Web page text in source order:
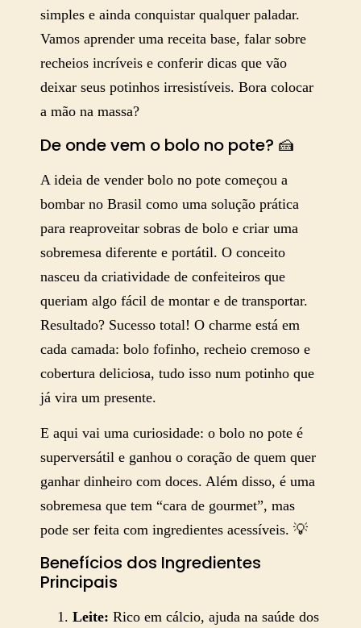
simples e ainda conquistar qualquer paladar.
Vamos aprender uma receita base, falar sobre
recheios incríveis e conferir dicas que vão
deixar seus potinhos irresistíveis. Bora colocar
a mão na massa?
De onde vem o bolo no pote? 🍰
A ideia de vender bolo no pote começou a
bombar no Brasil como uma solução prática
para reaproveitar sobras de bolo e criar uma
sobremesa diferente e portátil. O conceito
nasceu da criatividade de confeiteiros que
queriam algo fácil de montar e de transportar.
Resultado? Sucesso total! O charme está em
cada camada: bolo fofinho, recheio cremoso e
cobertura deliciosa, tudo isso num potinho que
já vira um presente.
E aqui vai uma curiosidade: o bolo no pote é
superversátil e ganhou o coração de quem quer
ganhar dinheiro com doces. Além disso, é uma
sobremesa que tem “cara de gourmet”, mas
pode ser feita com ingredientes acessíveis. 💡
Benefícios dos Ingredientes
Principais
Leite: Rico em cálcio, ajuda na saúde dos